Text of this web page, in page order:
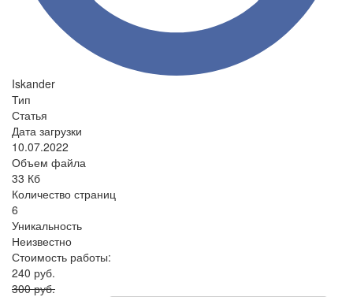
Iskander
Тип
Статья
Дата загрузки
10.07.2022
Объем файла
33 Кб
Количество страниц
6
Уникальность
Неизвестно
Стоимость работы:
240 руб.
300 руб.